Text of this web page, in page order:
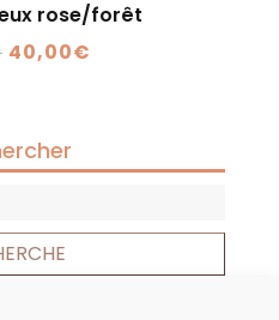
rose/forêt
Le
était :
49,90€.
40,00€
40,00€.